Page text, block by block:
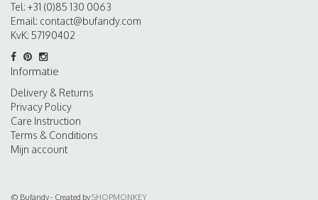
Tel: +31 (0)85 130 0063
Email: contact@bufandy.com
KvK: 57190402
Informatie
Delivery & Returns
Privacy Policy
Care Instruction
Terms & Conditions
Mijn account
© Bufandy - Created bySHOPMONKEY